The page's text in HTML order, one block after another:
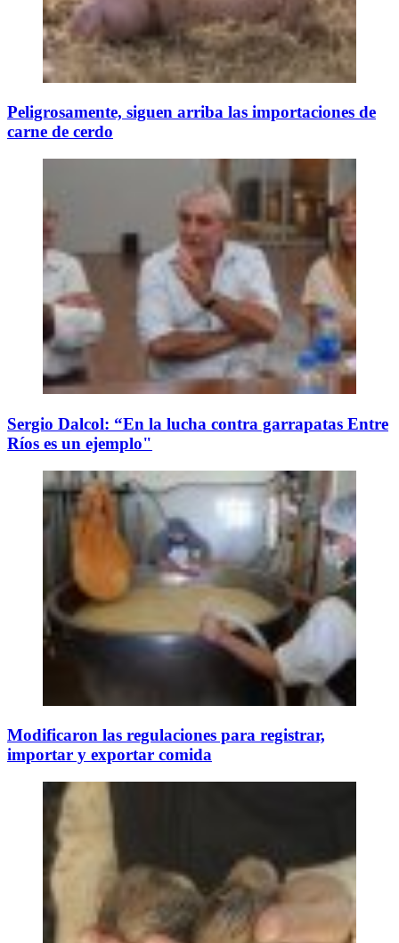
Peligrosamente, siguen arriba las importaciones de
carne de cerdo
Sergio Dalcol: “En la lucha contra garrapatas Entre
Ríos es un ejemplo"
Modificaron las regulaciones para registrar,
importar y exportar comida